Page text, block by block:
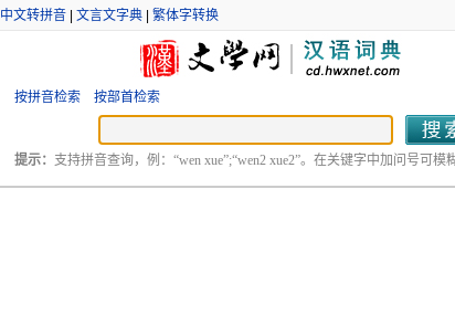
中文转拼音| 文言文字典| 繁体字转换
按拼音检索 按部首检索
提示： 支持拼音查询，例：“wen xue”;“wen2 xue2”。在关键字中加问号可模